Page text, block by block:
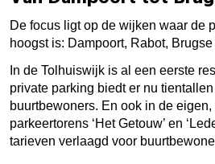
De focus ligt op de wijken waar de
hoogst is: Dampoort, Rabot,
In de Tolhuiswijk is al een eerste
private parking biedt er nu
buurtbewoners. En ook in de
parkeertorens ‘Het Getouw’ en
tarieven verlaagd voor